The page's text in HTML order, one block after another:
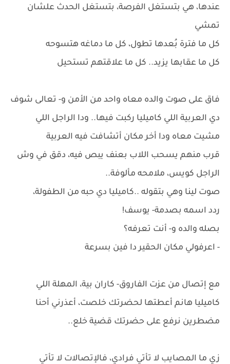
عندها، هي بتستغل الفرصة، بتستغل الحدث علشان
تمشي
كل ما فترة بُعدها تطول، كل ما دماغه هتسوحه
كل ما عقابها يزيد.. كل ما علاقتهم تستحيل
فاق على صوت والده معاه واحد من الأمن و- تعالى شوف
دي العربية اللي كاميليا ركبت فيها.. ودا الراجل اللي
مشيت معاه ودا أخر مكان أتشافت فيه العربية
قرب منهم يسحب اللاب بعنف يبص فيه، دقق في وش
الراجل كويس، ملامحه مألوفة..
صوت لينا وهي بتقوله ..كاميليا دي حبه من الطفولة،
ردد اسمه بصدمة- يوسف!
بصله والده و- أنت تعرفه؟
- اعرفولي مكان الحقير دا فين بسرعة
مع إتصال من عزت الفاروق- كاران بية، المهلة اللي
كاميليا هانم أعطتها لحضرتك خلصت، أعذرني أحنا
مضطرين نرفع على حضرتك قضية خلع..
زي ما المصايب لا تأتي فرادي، فالإتصالات لا تأتي